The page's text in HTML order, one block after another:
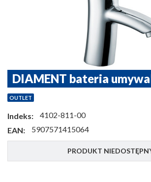
DIAMENT bateria
OUTLET
Indeks:
4102-811-00
EAN:
5907571415064
PRODUKT